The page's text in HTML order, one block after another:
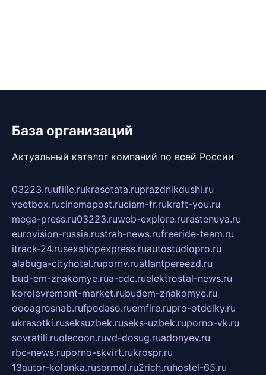
База организаций
Актуальный каталог компаний по всей России
03223.ruufille.rukrasotata.ruprazdnikdushi.ru
veetbox.rucinemapost.ruciam-fr.rukraft-you.ru
mega-press.ru03223.ruweb-explore.rurastenuya.ru
eurovision-russia.rustrah-news.rufreeride-team.ru
itrack-24.rusexshopexpress.ruautostudiopro.ru
alabuga-cityhotel.rupornv.ruatlantpereezd.ru
bud-em-znakomye.rua-cdc.ruelektrostal-news.ru
korolevremont-market.rubudem-znakomye.ru
oooagrosnab.rufpodaso.ruemfire.rupro-otdelky.ru
ukrasotki.ruseksuzbek.ruseks-uzbek.ruporno-vk.ru
sovratili.ruolecoon.ruvd-dosug.ruadonyev.ru
rbc-news.ruporno-skvirt.rukrospr.ru
13autor-kolonka.rusormol.ru2rich.ruhostel-65.ru